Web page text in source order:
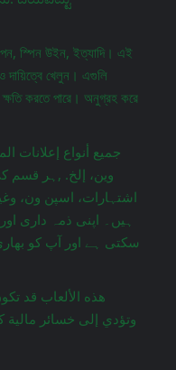
স্পিন উইন, ইত্যাদি। এই
দায়িত্বে খেলুন। এগুলি
করতে পারে। অনুগ্রহ করে
وين، إلخ. ,ہر قسم
اشتہارات، اسپن ون،
ہیں۔ اپنی ذمہ داری
سکتی ہے اور آپ کو